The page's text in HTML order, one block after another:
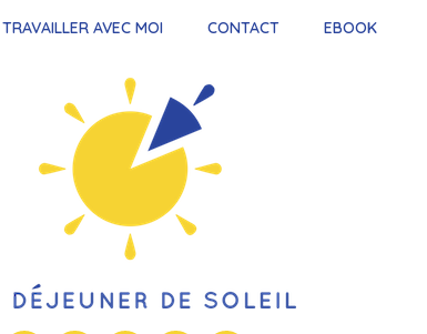
TRAVAILLER AVEC MOI CONTACT EBOOK